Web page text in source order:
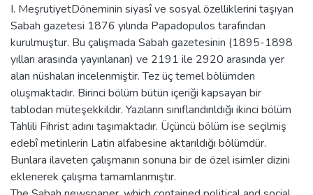
I. MeşrutiyetDöneminin siyasî ve sosyal özelliklerini taşıyan
Sabah gazetesi 1876 yılında Papadopulos tarafından
kurulmuştur. Bu çalışmada Sabah gazetesinin (1895-1898
yılları arasında yayınlanan) ve 2191 ile 2920 arasında yer
alan nüshaları incelenmiştir. Tez üç temel bölümden
oluşmaktadır. Birinci bölüm bütün içeriği kapsayan bir
tablodan müteşekkildir. Yazıların sınıflandırıldığı ikinci bölüm
Tahlili Fihrist adını taşımaktadır. Üçüncü bölüm ise seçilmiş
edebî metinlerin Latin alfabesine aktarıldığı bölümdür.
Bunlara ilaveten çalışmanın sonuna bir de özel isimler dizini
eklenerek çalışma tamamlanmıştır.